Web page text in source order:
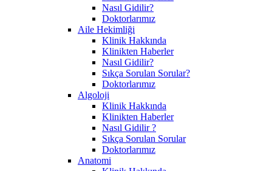
Nasıl Gidilir?
Doktorlarımız
Aile Hekimliği
Klinik Hakkında
Klinikten Haberler
Nasıl Gidilir?
Sıkça Sorulan Sorular?
Doktorlarımız
Algoloji
Klinik Hakkında
Klinikten Haberler
Nasıl Gidilir ?
Sıkça Sorulan Sorular
Doktorlarımız
Anatomi